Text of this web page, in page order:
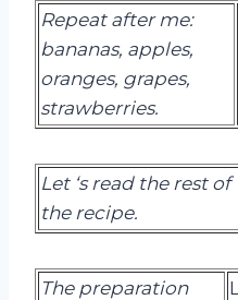
Repeat after me:
bananas, apples,
oranges, grapes,
strawberries.
Let ‘s read the rest of
the recipe.
The preparation